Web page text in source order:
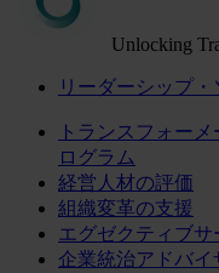
Unlocking
リーダーシップ
トランスフォー
ログラム
経営人材の評価
組織変革の支援
エグゼクティブサ
企業統治アドバイ